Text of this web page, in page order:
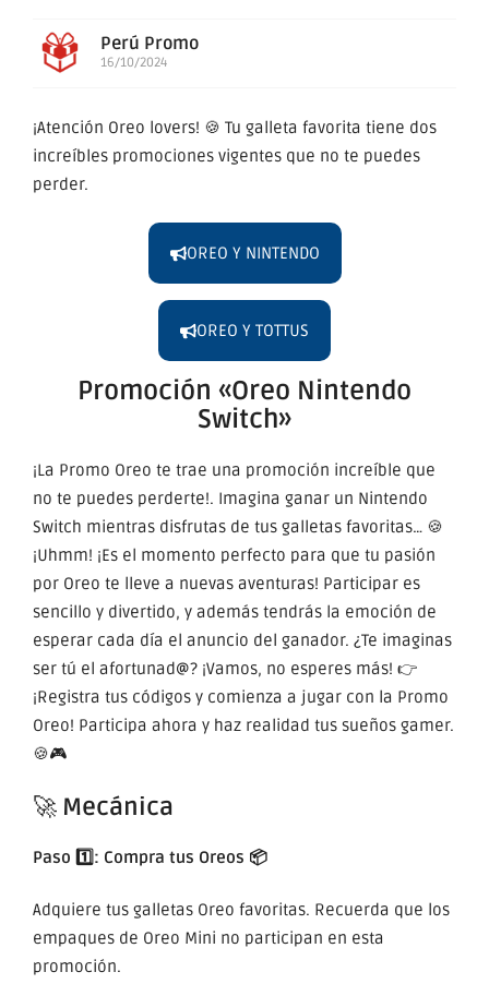
Perú Promo
16/10/2024
¡Atención Oreo lovers! 🍪 Tu galleta favorita tiene dos
increíbles promociones vigentes que no te puedes
perder.
OREO Y NINTENDO
OREO Y TOTTUS
Promoción «Oreo Nintendo
Switch»
¡La Promo Oreo te trae una promoción increíble que
no te puedes perderte!. Imagina ganar un Nintendo
Switch mientras disfrutas de tus galletas favoritas… 🍪
¡Uhmm! ¡Es el momento perfecto para que tu pasión
por Oreo te lleve a nuevas aventuras! Participar es
sencillo y divertido, y además tendrás la emoción de
esperar cada día el anuncio del ganador. ¿Te imaginas
ser tú el afortunad@? ¡Vamos, no esperes más! 👉
¡Registra tus códigos y comienza a jugar con la Promo
Oreo! Participa ahora y haz realidad tus sueños gamer.
🍪🎮
🚀 Mecánica
Paso 1️⃣: Compra tus Oreos 📦
Adquiere tus galletas Oreo favoritas. Recuerda que los
empaques de Oreo Mini no participan en esta
promoción.